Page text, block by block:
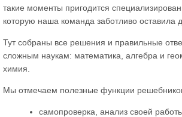
такие моменты пригодится
которую наша команда заботливо оставила
Тут собраны все решения и правильные
сложным наукам: математика, алгебра и
химия.
Мы отмечаем полезные функции
самопроверка, анализ своей